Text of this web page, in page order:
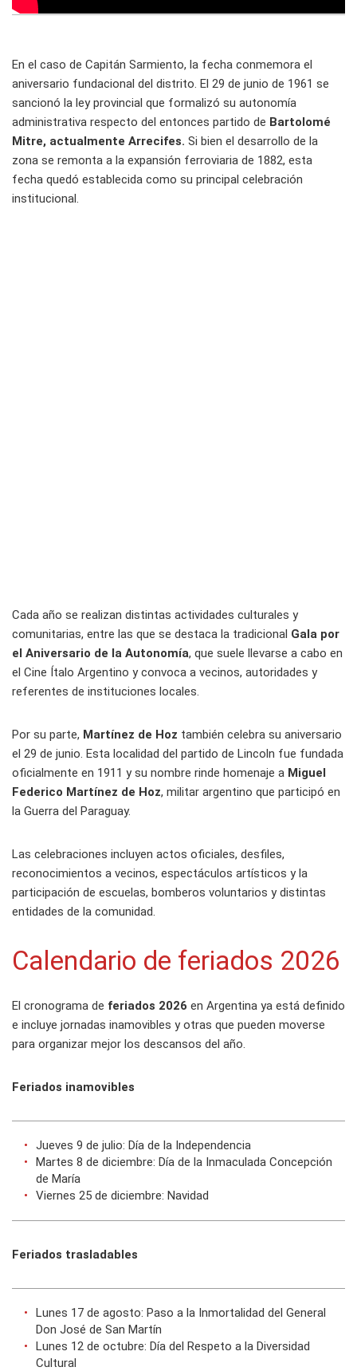
En el caso de Capitán Sarmiento, la fecha conmemora el
aniversario fundacional del distrito. El 29 de junio de 1961 se
sancionó la ley provincial que formalizó su autonomía
administrativa respecto del entonces partido de Bartolomé
Mitre, actualmente Arrecifes. Si bien el desarrollo de la
zona se remonta a la expansión ferroviaria de 1882, esta
fecha quedó establecida como su principal celebración
institucional.
Cada año se realizan distintas actividades culturales y
comunitarias, entre las que se destaca la tradicional Gala por
el Aniversario de la Autonomía, que suele llevarse a cabo en
el Cine Ítalo Argentino y convoca a vecinos, autoridades y
referentes de instituciones locales.
Por su parte, Martínez de Hoz también celebra su aniversario
el 29 de junio. Esta localidad del partido de Lincoln fue fundada
oficialmente en 1911 y su nombre rinde homenaje a Miguel
Federico Martínez de Hoz, militar argentino que participó en
la Guerra del Paraguay.
Las celebraciones incluyen actos oficiales, desfiles,
reconocimientos a vecinos, espectáculos artísticos y la
participación de escuelas, bomberos voluntarios y distintas
entidades de la comunidad.
Calendario de feriados 2026
El cronograma de feriados 2026 en Argentina ya está definido
e incluye jornadas inamovibles y otras que pueden moverse
para organizar mejor los descansos del año.
Feriados inamovibles
Jueves 9 de julio: Día de la Independencia
Martes 8 de diciembre: Día de la Inmaculada Concepción
de María
Viernes 25 de diciembre: Navidad
Feriados trasladables
Lunes 17 de agosto: Paso a la Inmortalidad del General
Don José de San Martín
Lunes 12 de octubre: Día del Respeto a la Diversidad
Cultural